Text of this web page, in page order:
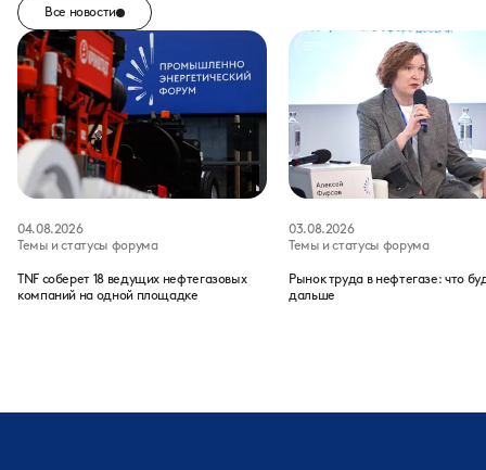
Все новости
04.08.2026
Темы и статусы форума
TNF соберет 18 ведущих нефтегазовых
компаний на одной площадке
03.08.2026
Темы и статусы форума
Рынок труда в нефтегазе: что
дальше